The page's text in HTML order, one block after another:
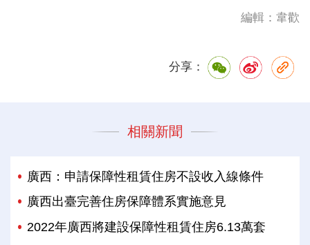
編輯：韋歡
分享：
相關新聞
廣西：申請保障性租賃住房不設收入線條件
廣西出臺完善住房保障體系實施意見
2022年廣西將建設保障性租賃住房6.13萬套